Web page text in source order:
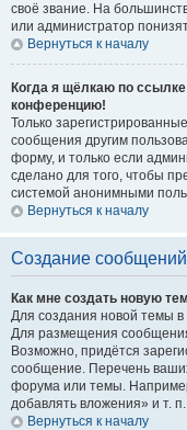
своё звание. На
или администратор
Вернуться к началу
Когда я щёлкаю по
конференцию!
Только
сообщения другим
форму, и только если
сделано для того, чтобы
системой анонимными
Вернуться к началу
Создание сообщений
Как мне создать новую
Для создания новой темы
Для размещения
Возможно, придётся
сообщение. Перечень
форума или темы.
добавлять вложения» и т. п.
Вернуться к началу